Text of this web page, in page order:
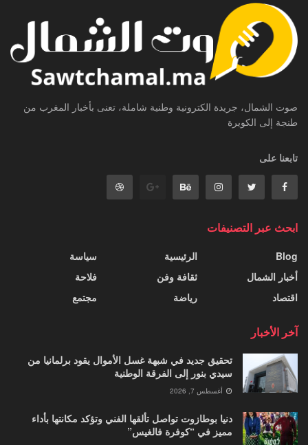
صوت الشمال، جريدة الكترونية وطنية شاملة، تعنى بأخبار المغرب من
طنجة إلى الكويرة
تابعنا على
ابحث عبر التصنيفات
Blog
أخبار الشمال
اقتصاد
الرئيسية
ثقافة وفن
رياضة
سياسة
فلاحة
مجتمع
آخر الأخبار
تحقيق جديد في شبهة غسل الأموال يقود برلمانيا من
سيدي بنور إلى الفرقة الوطنية
أغسطس 7, 2026
دنيا بوطازوت تواصل تألقها الفني وتؤكد مكانتها بأداء
مميز في “كوفرة فالغيس”